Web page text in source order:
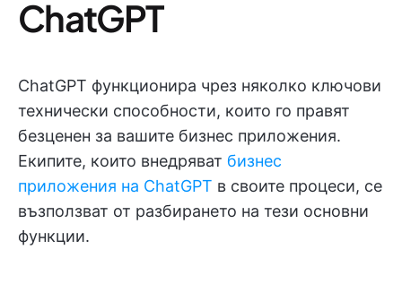
ChatGPT
ChatGPT функционира чрез няколко ключови
технически способности, които го правят
безценен за вашите бизнес приложения.
Екипите, които внедряват бизнес
приложения на ChatGPT в своите процеси, се
възползват от разбирането на тези основни
функции.